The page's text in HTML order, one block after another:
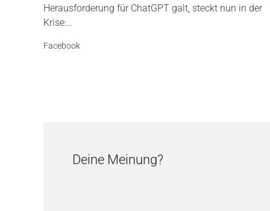
Herausforderung für ChatGPT galt, steckt nun in der
Krise:…
Facebook
Deine Meinung?